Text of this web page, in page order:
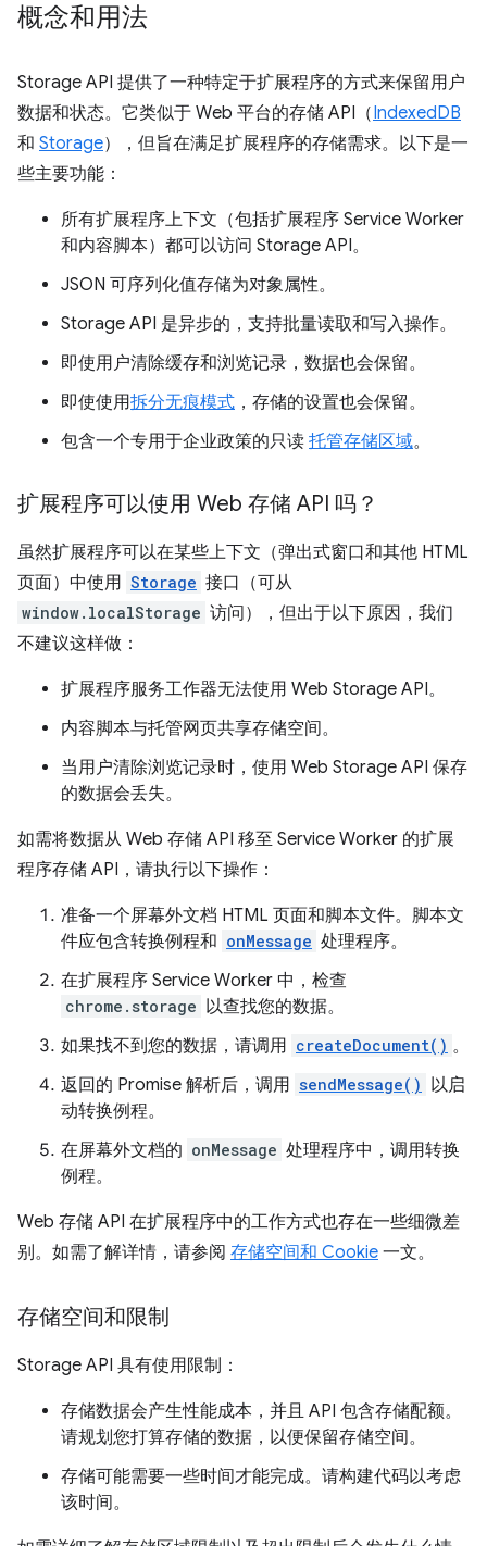
概念和用法
Storage API 提供了一种特定于扩展程序的方式来保留用户
数据和状态。它类似于 Web 平台的存储 API（IndexedDB
和 Storage），但旨在满足扩展程序的存储需求。以下是一
些主要功能：
所有扩展程序上下文（包括扩展程序 Service Worker
和内容脚本）都可以访问 Storage API。
JSON 可序列化值存储为对象属性。
Storage API 是异步的，支持批量读取和写入操作。
即使用户清除缓存和浏览记录，数据也会保留。
即使使用拆分无痕模式 ，存储的设置也会保留。
包含一个专用于企业政策的只读 托管存储区域。
扩展程序可以使用 Web 存储 API 吗？
虽然扩展程序可以在某些上下文（弹出式窗口和其他 HTML
页面）中使用 Storage 接口（可从
window.localStorage 访问），但出于以下原因，我们
不建议这样做：
扩展程序服务工作器无法使用 Web Storage API。
内容脚本与托管网页共享存储空间。
当用户清除浏览记录时，使用 Web Storage API 保存
的数据会丢失。
如需将数据从 Web 存储 API 移至 Service Worker 的扩展
程序存储 API，请执行以下操作：
准备一个屏幕外文档 HTML 页面和脚本文件。脚本文
件应包含转换例程和 onMessage 处理程序。
在扩展程序 Service Worker 中，检查
chrome.storage 以查找您的数据。
如果找不到您的数据，请调用 createDocument() 。
返回的 Promise 解析后，调用 sendMessage() 以启
动转换例程。
在屏幕外文档的 onMessage 处理程序中，调用转换
例程。
Web 存储 API 在扩展程序中的工作方式也存在一些细微差
别。如需了解详情，请参阅 存储空间和 Cookie 一文。
存储空间和限制
Storage API 具有使用限制：
存储数据会产生性能成本，并且 API 包含存储配额。
请规划您打算存储的数据，以便保留存储空间。
存储可能需要一些时间才能完成。请构建代码以考虑
该时间。